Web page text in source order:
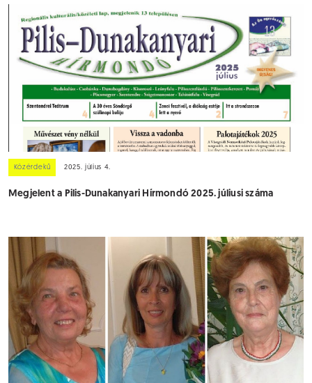
Közérdekű 2025. július 4.
Megjelent a Pilis-Dunakanyari Hírmondó 2025. júliusi száma